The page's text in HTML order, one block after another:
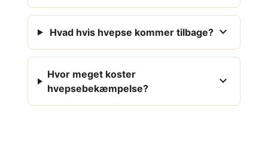
Hvad hvis hvepse kommer tilbage? expand_more
Hvor meget koster
hvepsebekæmpelse?
expand_more